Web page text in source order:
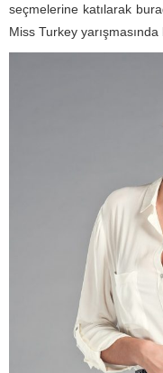
seçmelerine katılarak
Miss Turkey